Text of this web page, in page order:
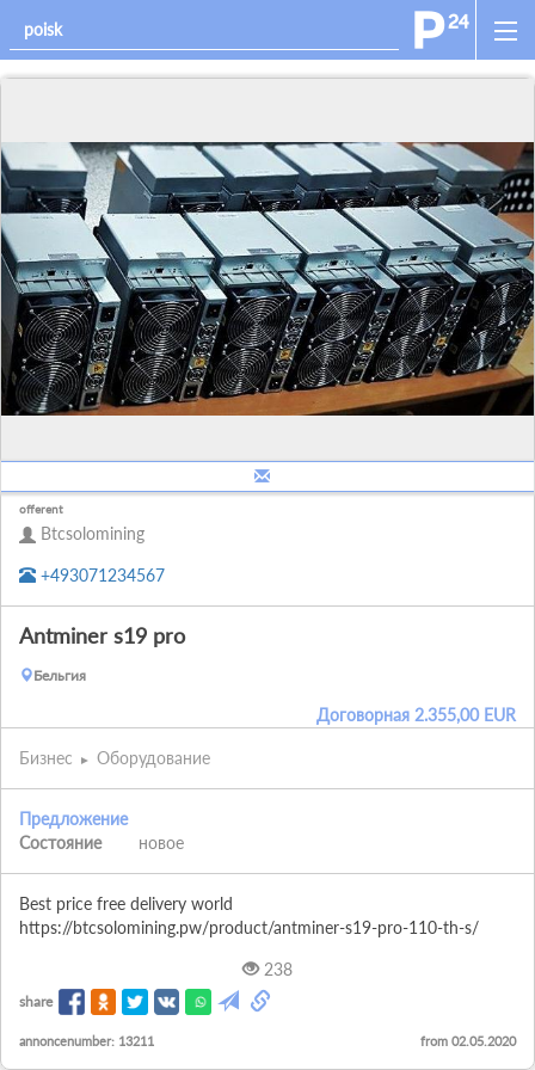
offerent
Btcsolomining
+493071234567
Antminer s19 pro
Бельгия
Договорная 2.355,00 EUR
Бизнес Оборудование
Предложение
Состояние
новое
Best price free delivery world
https://btcsolomining.pw/product/antminer-s19-pro-110-th-s/
238
share
annoncenumber: 13211 from 02.05.2020